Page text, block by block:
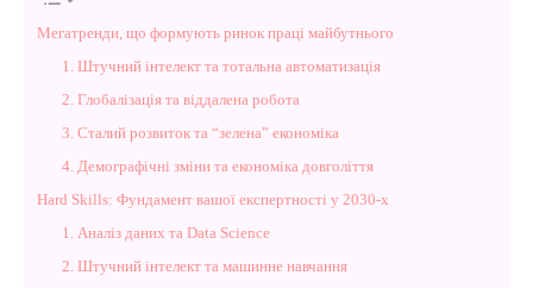
Мегатренди, що формують ринок праці майбутнього
1. Штучний інтелект та тотальна автоматизація
2. Глобалізація та віддалена робота
3. Сталий розвиток та “зелена” економіка
4. Демографічні зміни та економіка довголіття
Hard Skills: Фундамент вашої експертності у 2030-х
1. Аналіз даних та Data Science
2. Штучний інтелект та машинне навчання